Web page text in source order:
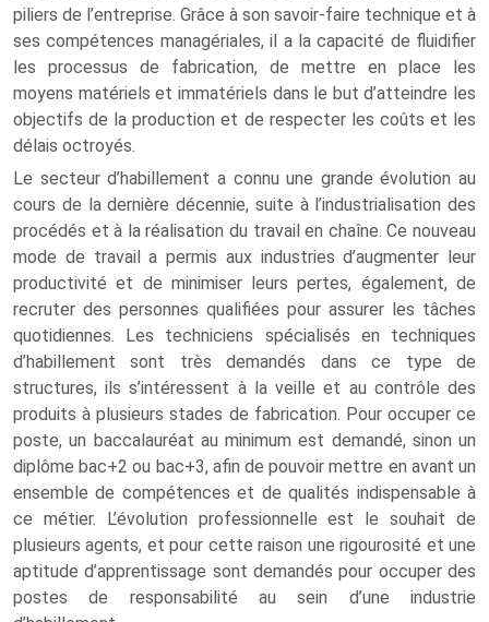
piliers de l’entreprise. Grâce à son savoir-faire technique et à
ses compétences managériales, il a la capacité de fluidifier
les processus de fabrication, de mettre en place les
moyens matériels et immatériels dans le but d’atteindre les
objectifs de la production et de respecter les coûts et les
délais octroyés.
Le secteur d’habillement a connu une grande évolution au
cours de la dernière décennie, suite à l’industrialisation des
procédés et à la réalisation du travail en chaîne. Ce nouveau
mode de travail a permis aux industries d’augmenter leur
productivité et de minimiser leurs pertes, également, de
recruter des personnes qualifiées pour assurer les tâches
quotidiennes. Les techniciens spécialisés en techniques
d’habillement sont très demandés dans ce type de
structures, ils s’intéressent à la veille et au contrôle des
produits à plusieurs stades de fabrication. Pour occuper ce
poste, un baccalauréat au minimum est demandé, sinon un
diplôme bac+2 ou bac+3, afin de pouvoir mettre en avant un
ensemble de compétences et de qualités indispensable à
ce métier. L’évolution professionnelle est le souhait de
plusieurs agents, et pour cette raison une rigourosité et une
aptitude d’apprentissage sont demandés pour occuper des
postes de responsabilité au sein d’une industrie